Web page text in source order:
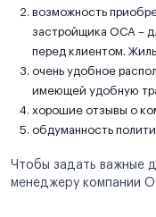
возможность
застройщика ОСА –
перед клиентом.
очень удобное
имеющей удобную
хорошие отзывы о
обдуманность
Чтобы задать важные
менеджеру компании